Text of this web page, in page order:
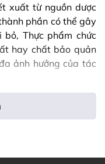
xuất từ nguồn dược
phần có thể gây
Thực phẩm chức
hay chất bảo quản
ảnh hưởng của tác
sản phẩm khắc khe:
được chứng nhận bởi
liệu của Úc viết tắt
ràng: TPCN Úc đều